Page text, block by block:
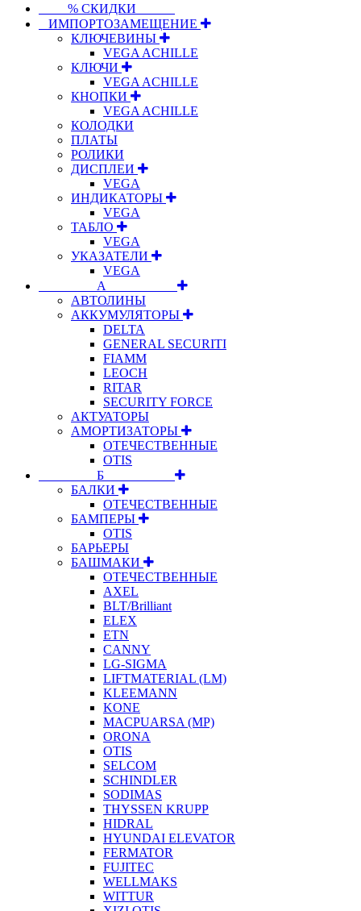
⠀⠀⠀% СКИДКИ⠀⠀⠀⠀
⠀ИМПОРТОЗАМЕЩЕНИЕ
КЛЮЧЕВИНЫ
VEGA ACHILLE
КЛЮЧИ
VEGA ACHILLE
КНОПКИ
VEGA ACHILLE
КОЛОДКИ
ПЛАТЫ
РОЛИКИ
ДИСПЛЕИ
VEGA
ИНДИКАТОРЫ
VEGA
ТАБЛО
VEGA
УКАЗАТЕЛИ
VEGA
⠀⠀⠀⠀⠀⠀А⠀⠀⠀⠀⠀⠀⠀
АВТОЛИНЫ
АККУМУЛЯТОРЫ
DELTA
GENERAL SECURITI
FIAMM
LEOCH
RITAR
SECURITY FORCE
АКТУАТОРЫ
АМОРТИЗАТОРЫ
ОТЕЧЕСТВЕННЫЕ
OTIS
⠀⠀⠀⠀⠀⠀Б⠀⠀⠀⠀⠀⠀⠀
БАЛКИ
ОТЕЧЕСТВЕННЫЕ
БАМПЕРЫ
OTIS
БАРЬЕРЫ
БАШМАКИ
ОТЕЧЕСТВЕННЫЕ
AXEL
BLT/Brilliant
ELEX
ETN
CANNY
LG-SIGMA
LIFTMATERIAL (LM)
KLEEMANN
KONE
MACPUARSA (MP)
ORONA
OTIS
SELCOM
SCHINDLER
SODIMAS
THYSSEN KRUPP
HIDRAL
HYUNDAI ELEVATOR
FERMATOR
FUJITEC
WELLMAKS
WITTUR